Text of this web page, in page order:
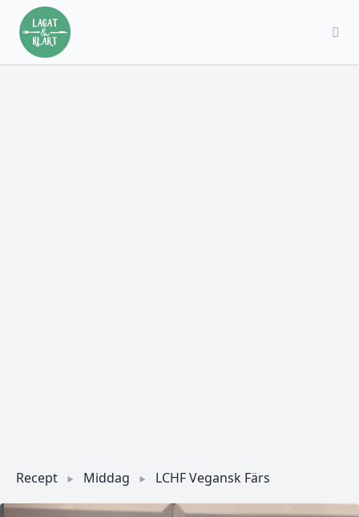
Recept Middag LCHF Vegansk Färs